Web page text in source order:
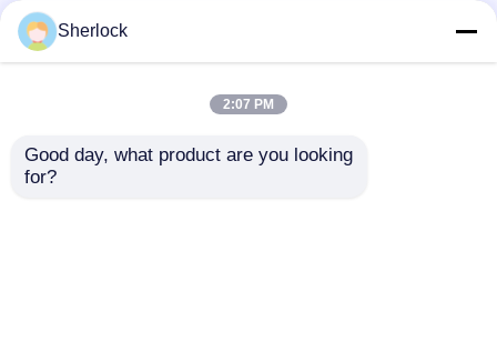
Sherlock
2:07 PM
Good day, what product are you looking
for?